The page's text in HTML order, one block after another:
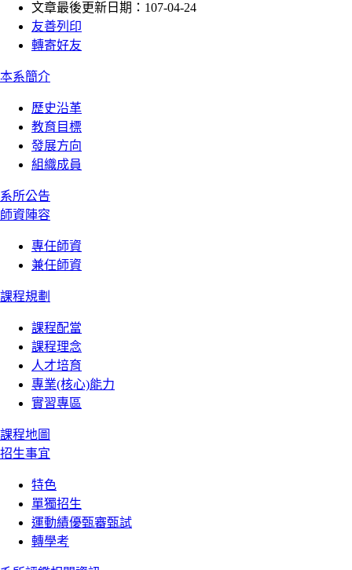
文章最後更新日期：107-04-24
友善列印
轉寄好友
:::
本系簡介
歷史沿革
教育目標
發展方向
組織成員
系所公告
師資陣容
專任師資
兼任師資
課程規劃
課程配當
課程理念
人才培育
專業(核心)能力
實習專區
課程地圖
招生事宜
特色
單獨招生
運動績優甄審甄試
轉學考